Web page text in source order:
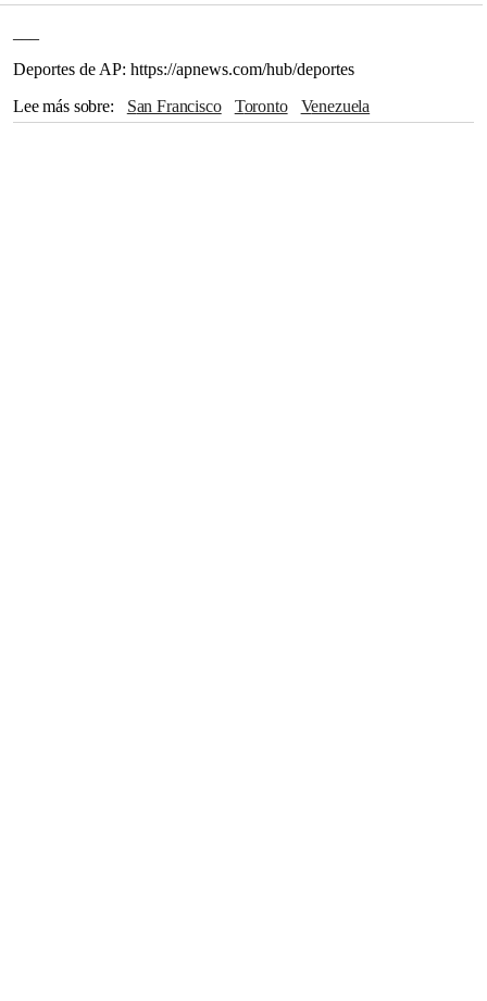
Deportes de AP: https://apnews.com/hub/deportes
Lee más sobre
San Francisco Toronto Venezuela